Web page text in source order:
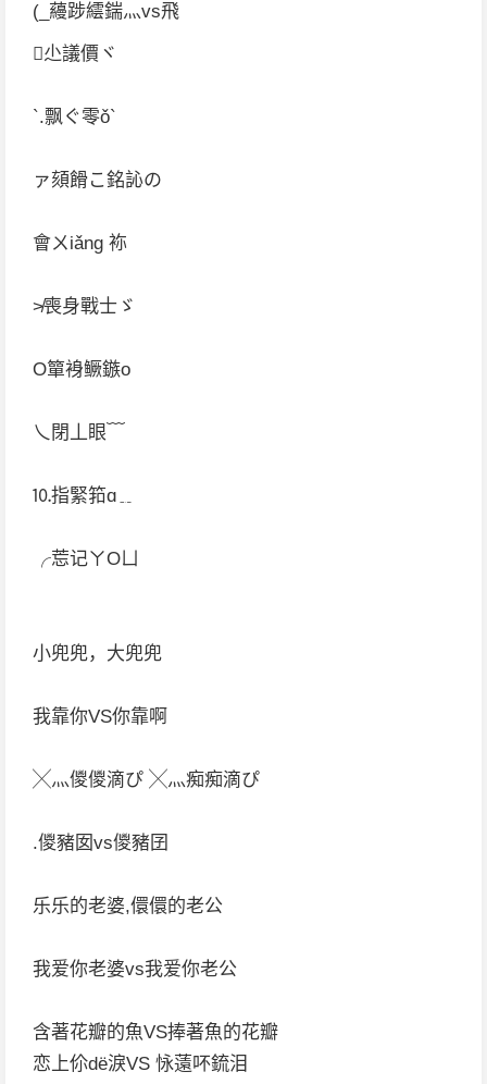
(_蘰踄繧鍴灬vs飛
尐議價ヾ
`.飘ぐ零ǒ`
ァ頦餶こ銘訫の
會ㄨiǎng 袮
≯喪身戰士ゞ
О簞裑鳜鏃o
乀閉丄眼﹋
⒑指緊筘ɑ﹎
╭莣记ㄚОㄩ
小兜兜，大兜兜
我靠你VS你靠啊
╳灬儍儍滴ぴ ╳灬痴痴滴ぴ
.儍豬囡vs儍豬囝
乐乐的老婆,儇儇的老公
我爱你老婆vs我爱你老公
含著花瓣的魚VS捧著魚的花瓣
恋上伱dё淚VS 怺薳吥鋶泪